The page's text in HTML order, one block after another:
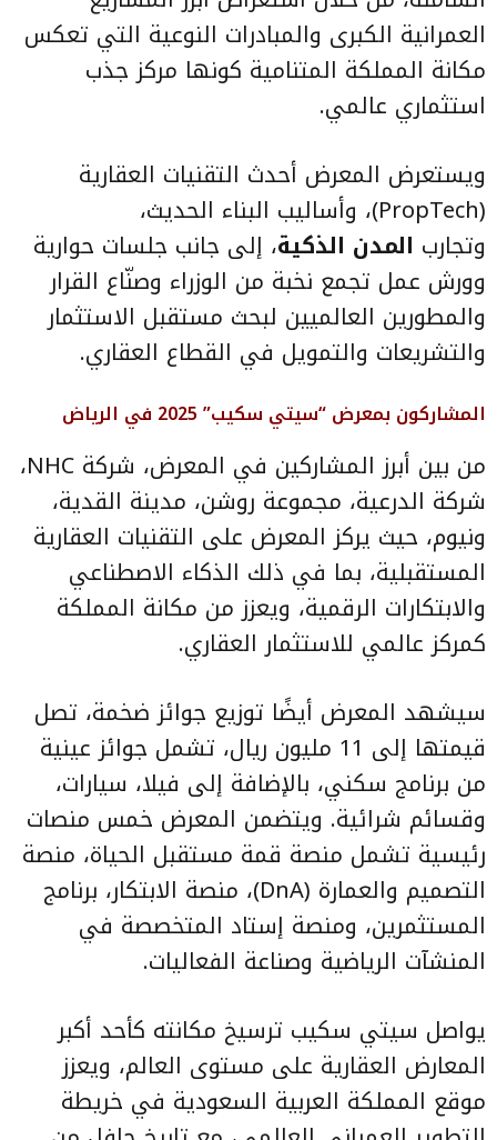
العمرانية الكبرى والمبادرات النوعية التي تعكس
مكانة المملكة المتنامية كونها مركز جذب
استثماري عالمي.
ويستعرض المعرض أحدث التقنيات العقارية
(PropTech)، وأساليب البناء الحديث،
وتجارب المدن الذكية، إلى جانب جلسات حوارية
وورش عمل تجمع نخبة من الوزراء وصنّاع القرار
والمطورين العالميين لبحث مستقبل الاستثمار
والتشريعات والتمويل في القطاع العقاري.
المشاركون بمعرض “سيتي سكيب” 2025 في الرياض
من بين أبرز المشاركين في المعرض، شركة NHC،
شركة الدرعية، مجموعة روشن، مدينة القدية،
ونيوم، حيث يركز المعرض على التقنيات العقارية
المستقبلية، بما في ذلك الذكاء الاصطناعي
والابتكارات الرقمية، ويعزز من مكانة المملكة
كمركز عالمي للاستثمار العقاري.
سيشهد المعرض أيضًا توزيع جوائز ضخمة، تصل
قيمتها إلى 11 مليون ريال، تشمل جوائز عينية
من برنامج سكني، بالإضافة إلى فيلا، سيارات،
وقسائم شرائية. ويتضمن المعرض خمس منصات
رئيسية تشمل منصة قمة مستقبل الحياة، منصة
التصميم والعمارة (DnA)، منصة الابتكار، برنامج
المستثمرين، ومنصة إستاد المتخصصة في
المنشآت الرياضية وصناعة الفعاليات.
يواصل سيتي سكيب ترسيخ مكانته كأحد أكبر
المعارض العقارية على مستوى العالم، ويعزز
موقع المملكة العربية السعودية في خريطة